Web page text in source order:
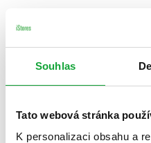
Souhlas
Tato webová stránka
K personalizaci obsahu a